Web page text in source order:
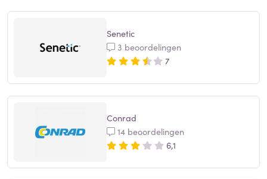
Senetic
3 beoordelingen
7
Conrad
14 beoordelingen
6,1